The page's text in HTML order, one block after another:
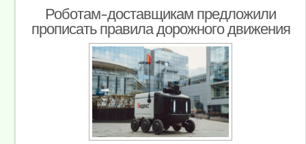
Роботам-доставщикам предложили
прописать правила дорожного движения